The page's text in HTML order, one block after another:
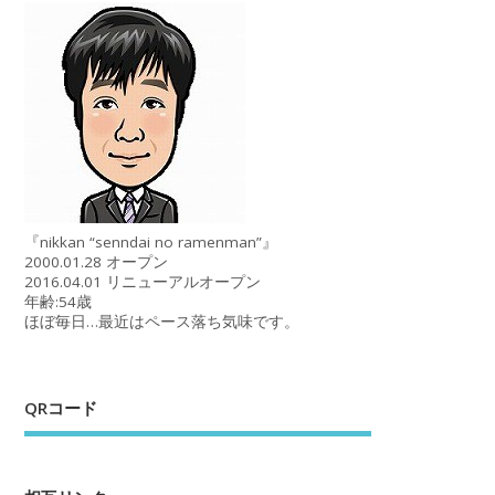
『nikkan “senndai no ramenman”』
2000.01.28 オープン
2016.04.01 リニューアルオープン
年齢:54歳
ほぼ毎日…最近はペース落ち気味です。
QRコード